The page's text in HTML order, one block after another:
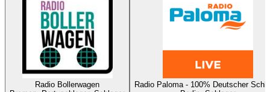
Radio Bollerwagen
Radio Paloma - 100% Deutscher